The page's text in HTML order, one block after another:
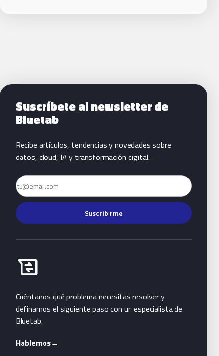
Siguientes pasos con Bluetab
Suscríbete al newsletter de
Bluetab
Recibe artículos, tendencias y novedades sobre
datos, cloud, IA y transformación digital.
Email
Suscribirme
business_messages
Habla con Bluetab
Cuéntanos qué problema necesitas resolver y
definamos el siguiente paso con un especialista de
Bluetab.
Hablemos→